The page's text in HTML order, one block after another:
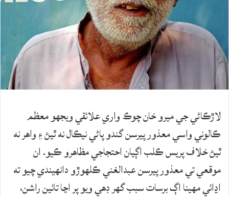
لاڙڪاڻي جي ميرو خان چوڪ واري علائقي ويجهو معظم
ڪالوني واسي معذور پيرسن گندو پاڻي نيڪال نه ٿيڻ ۽ واهر نه
ٿيڻ خلاف پريس ڪلب اڳيان احتجاجي مظاهرو ڪيو. ان
موقعي تي معذور پيرسن عبدالغني ڪلهوڙو دانهيندي چيو ته
اڍائي مهينا اڳ برسات سبب گهر ڊهي ويو پر اڃا تائين راشن،